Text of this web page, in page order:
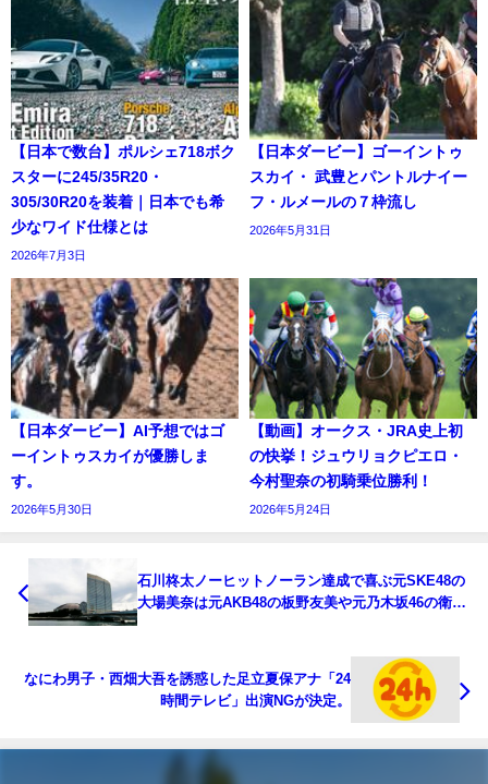
【日本で数台】ポルシェ718ボク
スターに245/35R20・
305/30R20を装着｜日本でも希
少なワイド仕様とは
2026年7月3日
【日本ダービー】ゴーイントゥ
スカイ・ 武豊とパントルナイー
フ・ルメールの７枠流し
2026年5月31日
【日本ダービー】AI予想ではゴ
ーイントゥスカイが優勝しま
す。
2026年5月30日
【動画】オークス・JRA史上初
の快挙！ジュウリョクピエロ・
今村聖奈の初騎乗位勝利！
2026年5月24日
石川柊太ノーヒットノーラン達成で喜ぶ元SKE48の
大場美奈は元AKB48の板野友美や元乃木坂46の衛藤
なにわ男子・西畑大吾を誘惑した足立夏保アナ「24
時間テレビ」出演NGが決定。